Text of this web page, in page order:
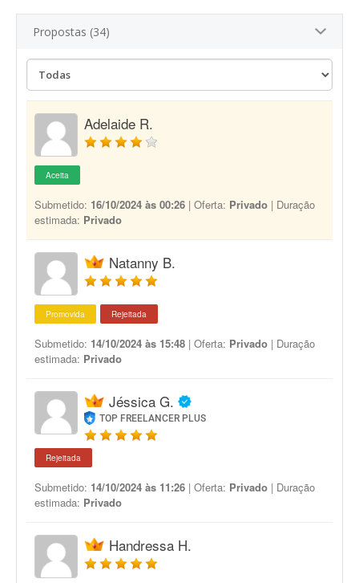
Propostas (34)
Adelaide R.
Aceita
Submetido: 16/10/2024 às 00:26 | Oferta: Privado | Duração
estimada: Privado
Natanny B.
Promovida Rejeitada
Submetido: 14/10/2024 às 15:48 | Oferta: Privado | Duração
estimada: Privado
Jéssica G.
TOP FREELANCER PLUS
Rejeitada
Submetido: 14/10/2024 às 11:26 | Oferta: Privado | Duração
estimada: Privado
Handressa H.